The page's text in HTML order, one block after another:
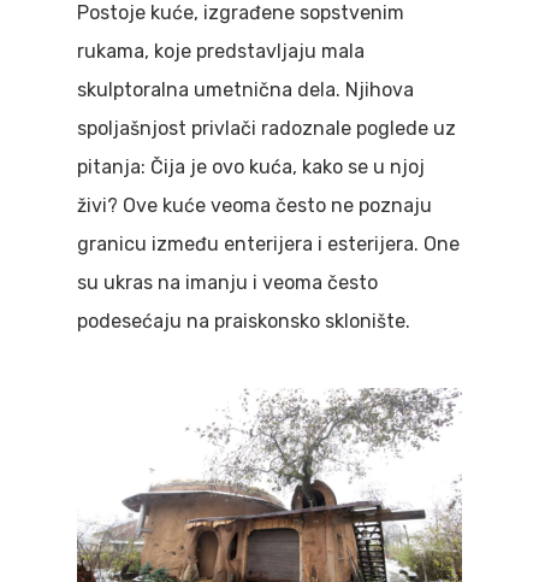
Postoje kuće, izgrađene sopstvenim
rukama, koje predstavljaju mala
skulptoralna umetnična dela. Njihova
spoljašnjost privlači radoznale poglede uz
pitanja: Čija je ovo kuća, kako se u njoj
živi? Ove kuće veoma često ne poznaju
granicu između enterijera i esterijera. One
su ukras na imanju i veoma često
podesećaju na praiskonsko sklonište.